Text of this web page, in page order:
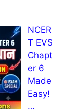
NCER
T EVS
Chapt
er 6
Made
Easy!
…